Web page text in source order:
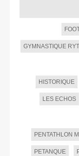
GYMNASTIQUE
HISTORIQUE
LES ECHOS
PENTATHLON
PETANQUE